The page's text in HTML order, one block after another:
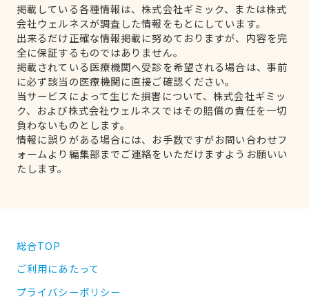
掲載している各種情報は、株式会社ギミック、または株式
会社ウェルネスが調査した情報をもとにしています。
出来るだけ正確な情報掲載に努めておりますが、内容を完
全に保証するものではありません。
掲載されている医療機関へ受診を希望される場合は、事前
に必ず該当の医療機関に直接ご確認ください。
当サービスによって生じた損害について、株式会社ギミッ
ク、および株式会社ウェルネスではその賠償の責任を一切
負わないものとします。
情報に誤りがある場合には、お手数ですがお問い合わせフ
ォームより編集部までご連絡をいただけますようお願いい
たします。
総合TOP
ご利用にあたって
プライバシーポリシー